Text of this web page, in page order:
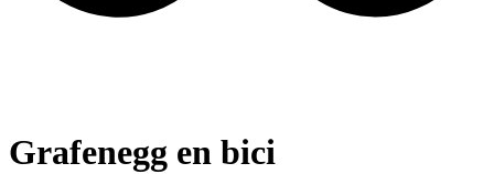
Grafenegg en bici